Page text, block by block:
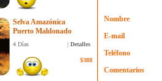
Selva Amazónica
Puerto Maldonado
| Detalles
4 Días
$388
Nombre
E-mail
Teléfono
Comentarios